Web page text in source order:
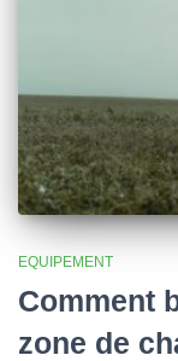
EQUIPEMENT
Comment
zone de